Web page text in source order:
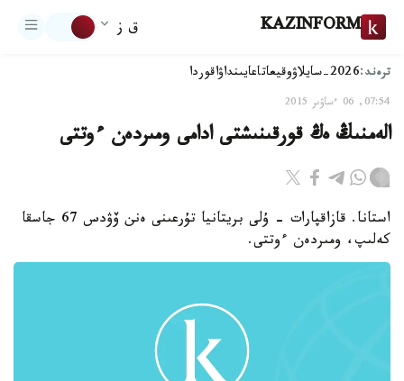
KAZINFORM ق ز
ترەند:2026-سايلاۋ وقيعاتاعايىنداۋاقوردا
07:54, 06 ءساۋىر 2015
الەمنىڭ ەڭ قورقىنىشتى ادامى ومىردەن ءوتتى
استانا. قازاقپارات - ۇلى بريتانيا تۇرعىنى ەنن ۆۋدس 67 جاسقا
كەلىپ، ومىردەن ءوتتى.